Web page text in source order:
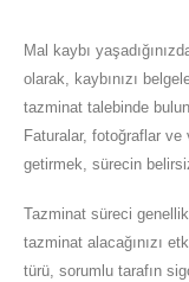
Mal kaybı
olarak, kaybınızı
tazminat talebinde
Faturalar, fotoğraflar ve
getirmek, sürecin
Tazminat süreci
tazminat alacağınızı
türü, sorumlu tarafın